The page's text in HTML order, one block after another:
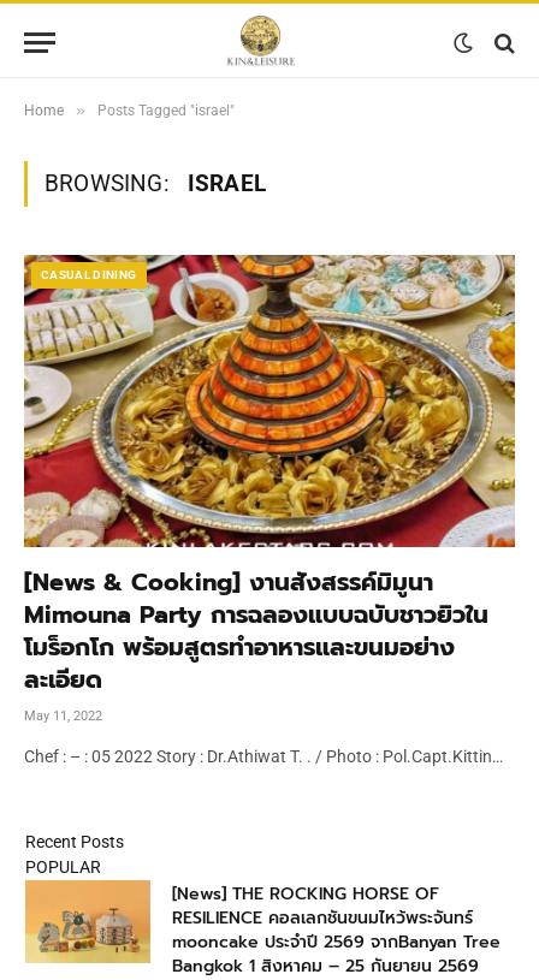
Home » Posts Tagged "israel"
BROWSING: ISRAEL
CASUAL DINING
[News & Cooking] งานสังสรรค์มิมูนา
Mimouna Party การฉลองแบบฉบับชาวยิวใน
โมร็อกโก พร้อมสูตรทำอาหารและขนมอย่าง
ละเอียด
May 11, 2022
Chef : – : 05 2022 Story : Dr.Athiwat T. . / Photo : Pol.Capt.Kittin…
Recent Posts
POPULAR
[News] THE ROCKING HORSE OF
RESILIENCE คอลเลกชันขนมไหว้พระจันทร์
mooncake ประจำปี 2569 จากBanyan Tree
Bangkok 1 สิงหาคม – 25 กันยายน 2569